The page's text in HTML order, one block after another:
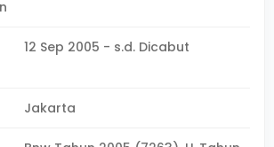
12 Sep 2005 - s.d. Dicabut
Jakarta